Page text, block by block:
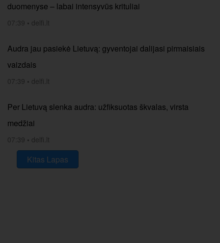
duomenyse – labai intensyvūs krituliai
07:39 • delfi.lt
Audra jau pasiekė Lietuvą: gyventojai dalijasi pirmaisiais
vaizdais
07:39 • delfi.lt
Per Lietuvą slenka audra: užfiksuotas škvalas, virsta
medžiai
07:39 • delfi.lt
Kitas Lapas